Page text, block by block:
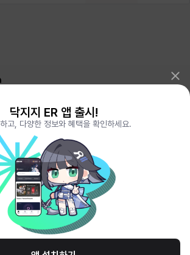
색 포로지지PORO.GG
검색 롤체지지 LOLCHESS.GG
MAPLE.GG
PUBG.DAK.GG
정보 취급방침 제휴 문의 고객센터 채용
닥지지 ER 앱 출시!
고, 다양한 정보와 혜택을 확인하세요.